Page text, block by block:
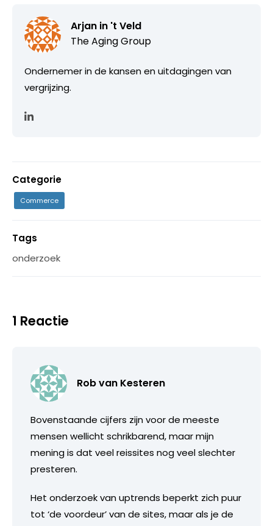
Arjan in 't Veld
The Aging Group
Ondernemer in de kansen en uitdagingen van
vergrijzing.
Categorie
Commerce
Tags
onderzoek
1 Reactie
Rob van Kesteren
Bovenstaande cijfers zijn voor de meeste
mensen wellicht schrikbarend, maar mijn
mening is dat veel reissites nog veel slechter
presteren.
Het onderzoek van uptrends beperkt zich puur
tot ‘de voordeur’ van de sites, maar als je de